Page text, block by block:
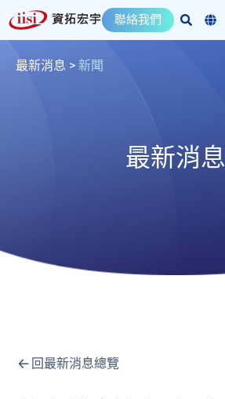
至
主
聯絡我們
最新消息 > 新聞
最新消息
回最新消息總覽